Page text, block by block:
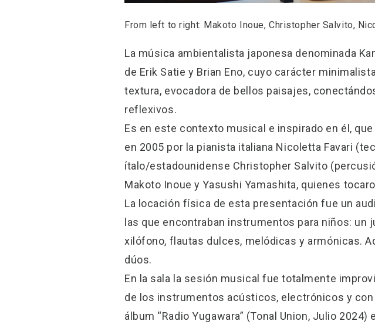
From left to right: Makoto Inoue, Christopher Salvito,
La música ambientalista japonesa denominada
de Erik Satie y Brian Eno, cuyo carácter
textura, evocadora de bellos paisajes,
reflexivos.
Es en este contexto musical e inspirado en él,
en 2005 por la pianista italiana Nicoletta Favari
ítalo/estadounidense Christopher Salvito
Makoto Inoue y Yasushi Yamashita, quienes
La locación física de esta presentación fue un
las que encontraban instrumentos para niños:
xilófono, flautas dulces, melódicas y armónicas.
dúos.
En la sala la sesión musical fue totalmente
de los instrumentos acústicos, electrónicos y
álbum “Radio Yugawara” (Tonal Union, Julio